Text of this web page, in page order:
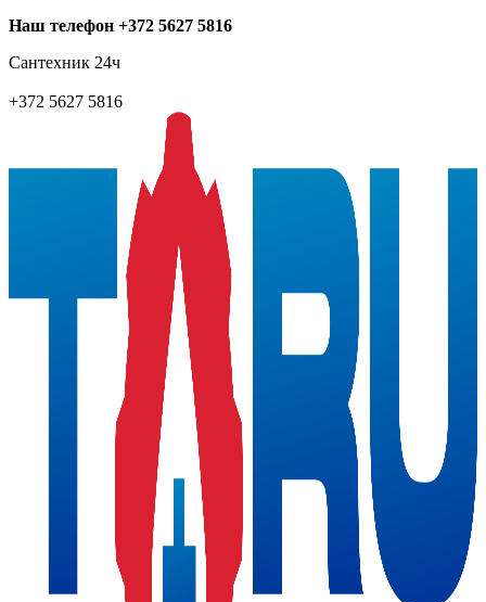
Наш телефон +372 5627 5816
Сантехник 24ч
+372 5627 5816